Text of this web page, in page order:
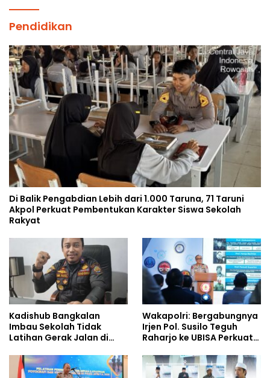
Pendidikan
Di Balik Pengabdian Lebih dari 1.000 Taruna, 71 Taruni
Akpol Perkuat Pembentukan Karakter Siswa Sekolah
Rakyat
Kadishub Bangkalan
Imbau Sekolah Tidak
Latihan Gerak Jalan di
Wakapolri: Bergabungnya
Irjen Pol. Susilo Teguh
Raharjo ke UBISA Perkuat
Studi Kepolisian